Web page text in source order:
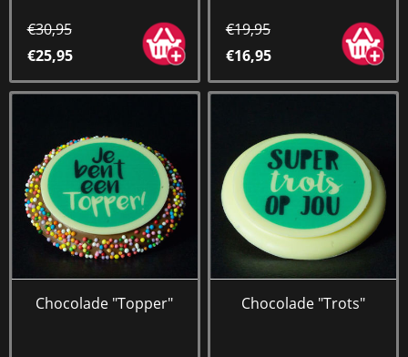
€30,95
€25,95
€19,95
€16,95
Chocolade "Topper" Chocolade "Trots"